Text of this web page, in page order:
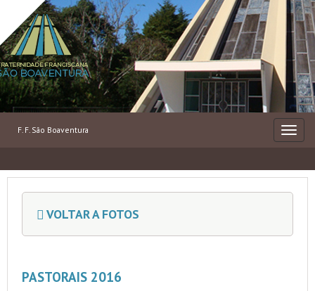
MENU
F. F. São Boaventura
VOLTAR A FOTOS
PASTORAIS 2016